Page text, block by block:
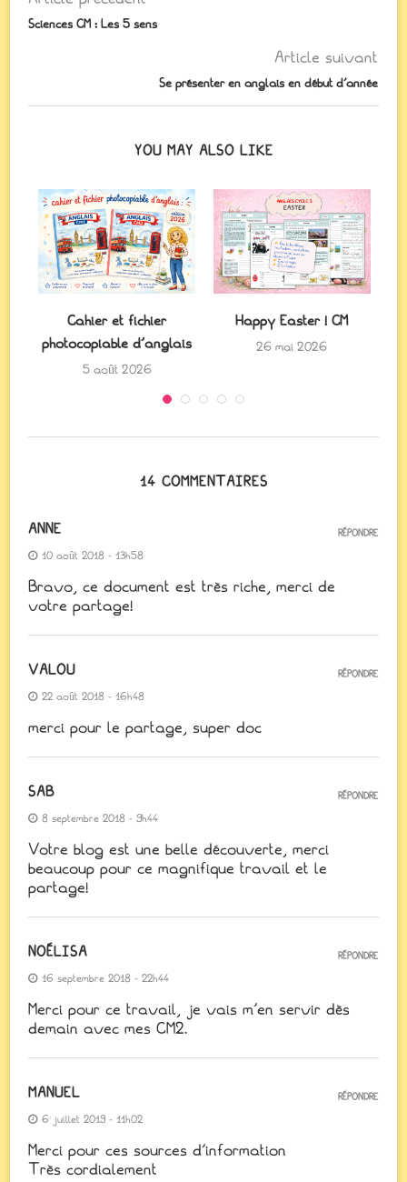
Sciences CM : Les 5 sens
Article suivant
Se présenter en anglais en début d’année
YOU MAY ALSO LIKE
Cahier et fichier
photocopiable d’anglais
5 août 2026
Happy Easter ! CM
26 mai 2026
14 COMMENTAIRES
ANNE
10 août 2018 - 13h58
Bravo, ce document est très riche, merci de
votre partage!
RÉPONDRE
VALOU
22 août 2018 - 16h48
merci pour le partage, super doc
RÉPONDRE
SAB
8 septembre 2018 - 9h44
Votre blog est une belle découverte, merci
beaucoup pour ce magnifique travail et le
partage!
RÉPONDRE
NOÉLISA
16 septembre 2018 - 22h44
Merci pour ce travail, je vais m’en servir dès
demain avec mes CM2.
RÉPONDRE
MANUEL
6 juillet 2019 - 11h02
Merci pour ces sources d’information
Très cordialement
RÉPONDRE